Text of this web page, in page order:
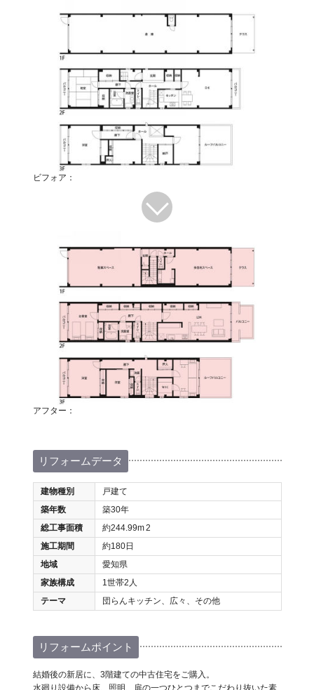
ビフォア：
アフター：
リフォームデータ
建物種別
戸建て
築年数
築30年
総工事面積
約244.99m2
施工期間
約180日
地域
愛知県
家族構成
1世帯2人
テーマ
団らんキッチン、広々、その他
リフォームポイント
結婚後の新居に、3階建ての中古住宅をご購入。
水廻り設備から床、照明、扉の一つひとつまでこだわり抜いた素